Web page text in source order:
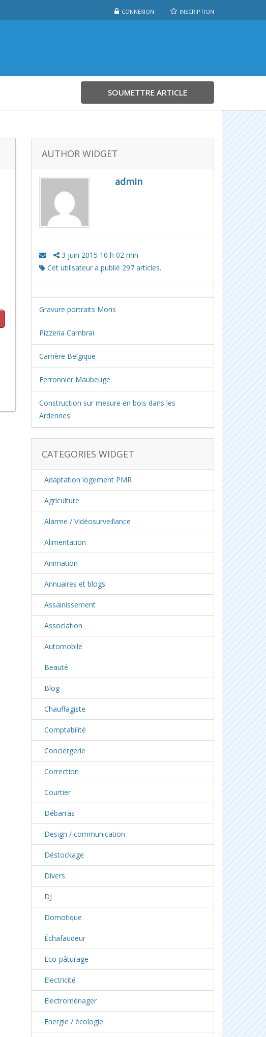
CONNEXION INSCRIPTION
SOUMETTRE ARTICLE
AUTHOR WIDGET
admin
3 juin 2015 10 h 02 min
Cet utilisateur a publié 297 articles.
Gravure portraits Mons
Pizzeria Cambrai
Carrière Belgique
Ferronnier Maubeuge
Construction sur mesure en bois dans les
Ardennes
CATEGORIES WIDGET
Adaptation logement PMR
Agriculture
Alarme / Vidéosurveillance
Alimentation
Animation
Annuaires et blogs
Assainissement
Association
Automobile
Beauté
Blog
Chauffagiste
Comptabilité
Conciergerie
Correction
Courtier
Débarras
Design / communication
Déstockage
Divers
DJ
Domotique
Échafaudeur
Eco-pâturage
Electricité
Electroménager
Energie / écologie